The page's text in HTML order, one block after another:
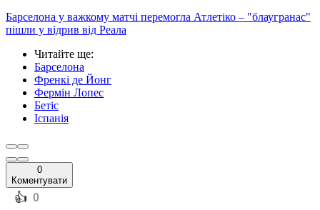
Барселона у важкому матчі перемогла Атлетіко – "блаугранас"
пішли у відрив від Реала
Читайте ще:
Барселона
Френкі де Йонг
Фермін Лопес
Бетіс
Іспанія
0
Коментувати
️👍 0